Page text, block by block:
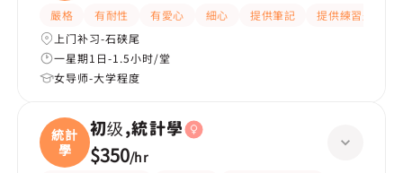
嚴格 有耐性 有愛心 細心 提供筆記
提供練習題/試題
上门补习-石硖尾
一星期1日-1.5小时/堂
女导师-大学程度
統計
學
初级,統計學
$350/hr